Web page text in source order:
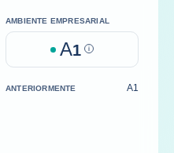
AMBIENTE EMPRESARIAL
A1 Help
ANTERIORMENTE A1